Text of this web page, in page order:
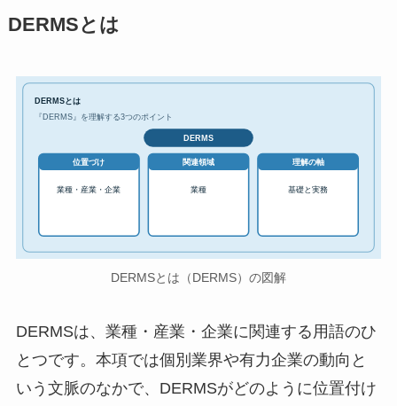
DERMSとは
DERMSとは
『DERMS』を理解する3つのポイント
DERMS
位置づけ
業種・産業・企業
関連領域
業種
理解の軸
基礎と実務
DERMSとは（DERMS）の図解
DERMSは、業種・産業・企業に関連する用語のひ
とつです。本項では個別業界や有力企業の動向と
いう文脈のなかで、DERMSがどのように位置付け